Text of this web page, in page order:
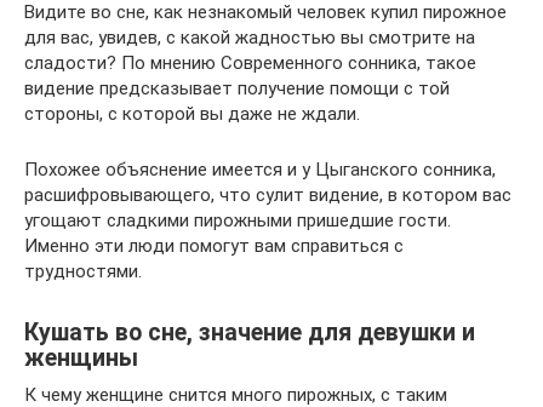
Видите во сне, как незнакомый человек купил пирожное
для вас, увидев, с какой жадностью вы смотрите на
сладости? По мнению Современного сонника, такое
видение предсказывает получение помощи с той
стороны, с которой вы даже не ждали.
Похожее объяснение имеется и у Цыганского сонника,
расшифровывающего, что сулит видение, в котором вас
угощают сладкими пирожными пришедшие гости.
Именно эти люди помогут вам справиться с
трудностями.
Кушать во сне, значение для девушки и
женщины
К чему женщине снится много пирожных, с таким